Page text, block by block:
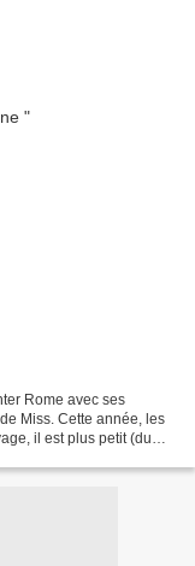
Rome avec ses
Miss. Cette année, les
il est plus petit (du